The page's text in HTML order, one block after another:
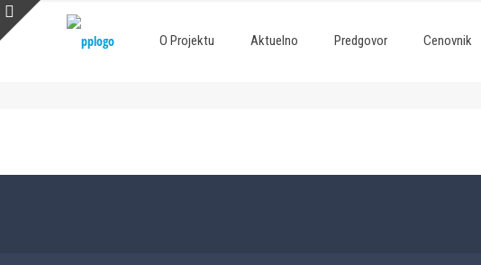
O Projektu Aktuelno Predgovor Cenovnik